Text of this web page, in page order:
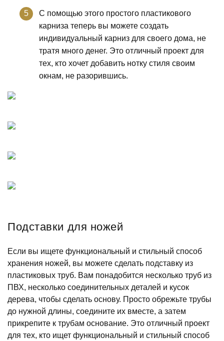
С помощью этого простого пластикового
карниза теперь вы можете создать
индивидуальный карниз для своего дома, не
тратя много денег. Это отличный проект для
тех, кто хочет добавить нотку стиля своим
окнам, не разорившись.
Подставки для ножей
Если вы ищете функциональный и стильный способ
хранения ножей, вы можете сделать подставку из
пластиковых труб. Вам понадобится несколько труб из
ПВХ, несколько соединительных деталей и кусок
дерева, чтобы сделать основу. Просто обрежьте трубы
до нужной длины, соедините их вместе, а затем
прикрепите к трубам основание. Это отличный проект
для тех, кто ищет функциональный и стильный способ